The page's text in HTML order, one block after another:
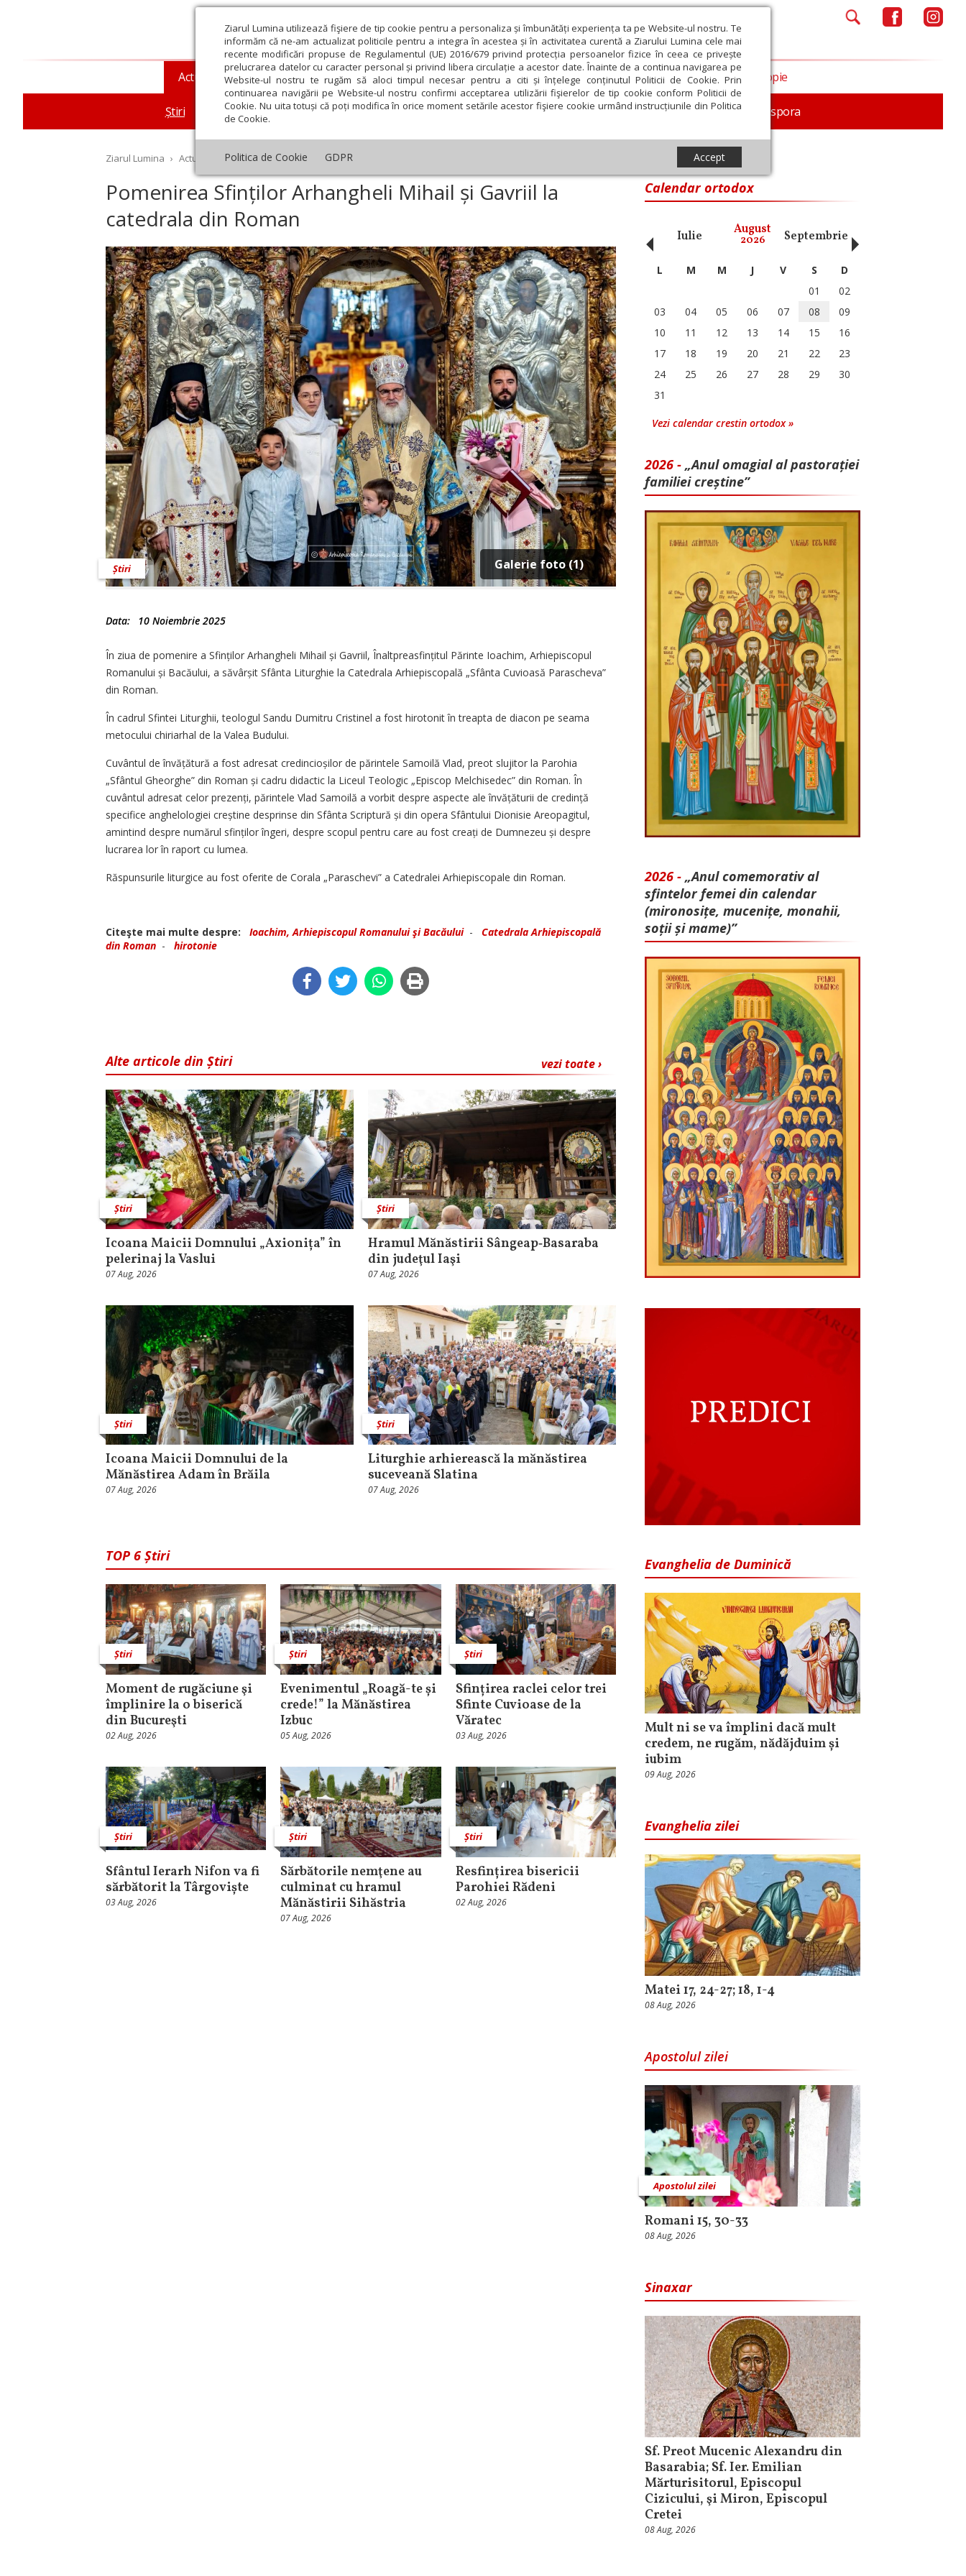
Ziarul Lumina utilizează fişiere de tip cookie pentru a personaliza și îmbunătăți experiența ta pe Website-ul nostru. Te
informăm că ne-am actualizat politicile pentru a integra în acestea și în activitatea curentă a Ziarului Lumina cele mai
recente modificări propuse de Regulamentul (UE) 2016/679 privind protecția persoanelor fizice în ceea ce privește
prelucrarea datelor cu caracter personal și privind libera circulație a acestor date. Înainte de a continua navigarea pe
Website-ul nostru te rugăm să aloci timpul necesar pentru a citi și înțelege conținutul Politicii de Cookie. Prin
continuarea navigării pe Website-ul nostru confirmi acceptarea utilizării fişierelor de tip cookie conform Politicii de
Cookie. Nu uita totuși că poți modifica în orice moment setările acestor fişiere cookie urmând instrucțiunile din Politica
de Cookie.
Politica de Cookie GDPR Accept
Actualitate religioasă
Știri Mesaje și cuvântări An omagial Comunicate de presă Documentar In memoriam Diaspora
Teologie și spiritualitate Educaţie și Cultură Societate Opinii Filantropie
Ziarul Lumina › Actualitate religioasă › Știri › Pomenirea Sfinților Arhangheli Mihail și Gavriil la catedrala din Roman
Pomenirea Sfinților Arhangheli Mihail și Gavriil la
catedrala din Roman
Galerie foto (1)
Știri
Data: 10 Noiembrie 2025
În ziua de pomenire a Sfinților Arhangheli Mihail și Gavriil, Înaltpreasfințitul Părinte Ioachim, Arhiepiscopul
Romanului și Bacăului, a săvârșit Sfânta Liturghie la Catedrala Arhi­episcopală „Sfânta Cuvioasă Parascheva”
din Roman.
În cadrul Sfintei Liturghii, teologul Sandu Dumitru Cristinel a fost hirotonit în treapta de diacon pe seama
metocului chiriarhal de la Valea Budului.
Cuvântul de învățătură a fost adresat credin­cioșilor de părintele Samoilă Vlad, preot slujitor la Parohia
„Sfântul Gheorghe” din Roman și cadru didactic la Liceul Teologic „Episcop Melchisedec” din Roman. În
cuvântul adresat celor prezenți, părintele Vlad Samoilă a vorbit despre aspecte ale învățăturii de credință
specifice anghelologiei creștine desprinse din Sfânta Scriptură și din opera Sfântului Dionisie Areopagitul,
amintind despre numărul sfinților îngeri, despre scopul pentru care au fost creați de Dumnezeu și despre
lucrarea lor în raport cu lumea.
Răspunsurile liturgice au fost oferite de Corala „Paraschevi” a Catedralei Arhiepiscopale din Roman.
Citeşte mai multe despre: Ioachim, Arhiepiscopul Romanului şi Bacăului- Catedrala Arhiepiscopală
din Roman - hirotonie
vezi toate ›
Alte articole din Știri
Știri
Icoana Maicii Domnului „Axionița” în
pelerinaj la Vaslui
07 Aug, 2026
Știri
Hramul Mănăstirii Sângeap‑Basaraba
din judeţul Iaşi
07 Aug, 2026
Știri
Icoana Maicii Domnului de la
Mănăstirea Adam în Brăila
07 Aug, 2026
Știri
Liturghie arhierească la mănăstirea
suceveană Slatina
07 Aug, 2026
TOP 6 Știri
Știri
Moment de rugăciune şi
împlinire la o biserică
din Bucureşti
02 Aug, 2026
Știri
Evenimentul „Roagă-te și
crede!” la Mănăstirea
Izbuc
05 Aug, 2026
Știri
Sfințirea raclei celor trei
Sfinte Cuvioase de la
Văratec
03 Aug, 2026
Știri
Sfântul Ierarh Nifon va fi
sărbătorit la Târgoviște
03 Aug, 2026
Știri
Sărbătorile nemţene au
culminat cu hramul
Mănăstirii Sihăstria
07 Aug, 2026
Știri
Resfințirea bisericii
Parohiei Rădeni
02 Aug, 2026
Calendar ortodox
Iulie August
2026 Septembrie Octombrie
‹ L M M J V S
D
01
02
03
04 05 06 07 08
09
10
11 12 13 14 15
16
17
18 19 20 21 22
23
24
25 26 27 28 29
30
31
Vezi calendar crestin ortodox »
2026 - „Anul omagial al pastorației
familiei creștine”
2026 - „Anul comemorativ al
sfintelor femei din calendar
(mironosițe, mu­cenițe, monahii,
soții și mame)”
Evanghelia de Duminică
Mult ni se va împlini dacă mult
credem, ne rugăm, nădăjduim și
iubim
09 Aug, 2026
Evanghelia zilei
Matei 17, 24-27; 18, 1-4
08 Aug, 2026
Apostolul zilei
Apostolul zilei
Romani 15, 30-33
08 Aug, 2026
Sinaxar
Sf. Preot Mucenic Alexandru din
Basarabia; Sf. Ier. Emilian
Mărturisitorul, Episcopul
Cizicului, şi Miron, Episcopul
Cretei
08 Aug, 2026